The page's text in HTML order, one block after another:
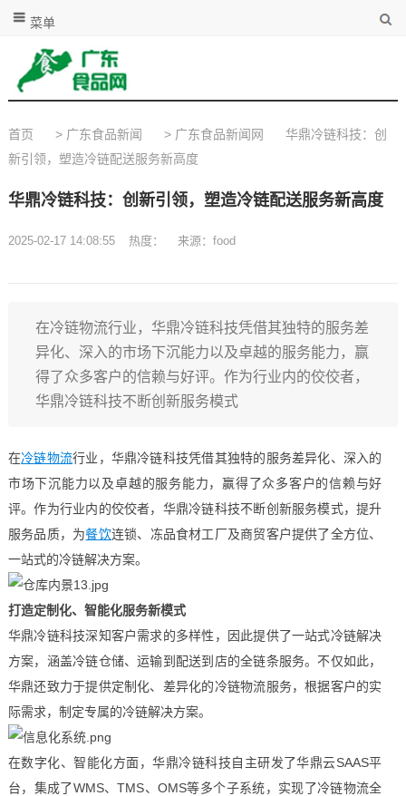
菜单
首页 > 广东食品新闻 > 广东食品新闻网
华鼎冷链科技：创
新引领，塑造冷链配送服务新高度
华鼎冷链科技：创新引领，塑造冷链配送服务新高度
2025-02-17 14:08:55 热度： 来源：food
在冷链物流行业，华鼎冷链科技凭借其独特的服务差
异化、深入的市场下沉能力以及卓越的服务能力，赢
得了众多客户的信赖与好评。作为行业内的佼佼者，
华鼎冷链科技不断创新服务模式
在冷链物流行业，华鼎冷链科技凭借其独特的服务差异化、深入的
市场下沉能力以及卓越的服务能力，赢得了众多客户的信赖与好
评。作为行业内的佼佼者，华鼎冷链科技不断创新服务模式，提升
服务品质，为餐饮连锁、冻品食材工厂及商贸客户提供了全方位、
一站式的冷链解决方案。
打造定制化、智能化服务新模式
华鼎冷链科技深知客户需求的多样性，因此提供了一站式冷链解决
方案，涵盖冷链仓储、运输到配送到店的全链条服务。不仅如此，
华鼎还致力于提供定制化、差异化的冷链物流服务，根据客户的实
际需求，制定专属的冷链解决方案。
在数字化、智能化方面，华鼎冷链科技自主研发了华鼎云SAAS平
台，集成了WMS、TMS、OMS等多个子系统，实现了冷链物流全